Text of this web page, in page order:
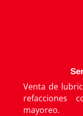
Venta de
refacciones
mayoreo.